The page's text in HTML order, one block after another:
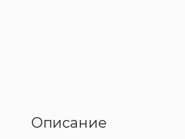
Описание